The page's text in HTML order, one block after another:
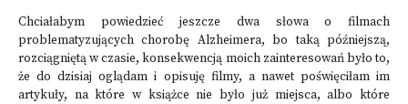
Chciałabym powiedzieć jeszcze dwa słowa o filmach
problematyzujących chorobę Alzheimera, bo taką późniejszą,
rozciągniętą w czasie, konsekwencją moich zainteresowań było to,
że do dzisiaj oglądam i opisuję filmy, a nawet poświęciłam im
artykuły, na które w książce nie było już miejsca, albo które